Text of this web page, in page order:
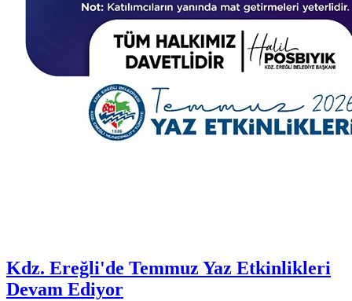
Kdz. Ereğli'de Temmuz Yaz Etkinlikleri
Devam Ediyor